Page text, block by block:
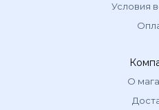
Условия
О